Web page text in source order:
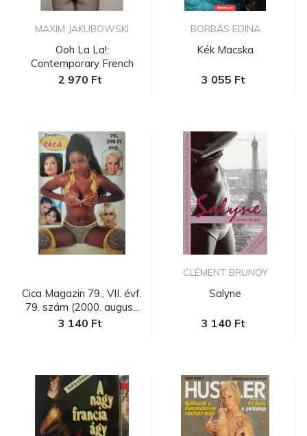
MAXIM JAKUBOWSKI
Ooh La La!:
Contemporary French
Erotica by Women
2 970 Ft
BORBÁS EDINA
Kék Macska
3 055 Ft
Cica Magazin 79., VII. évf.
79. szám (2000. augus...
3 140 Ft
CLÉMENT BRUNOY
Salyne
3 140 Ft